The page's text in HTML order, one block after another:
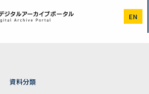
EN
資料分類